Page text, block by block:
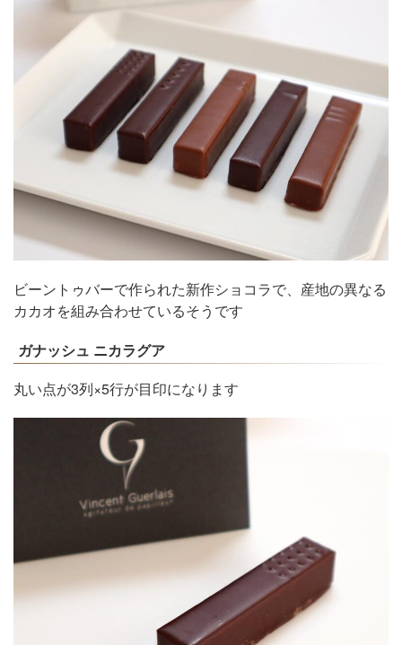
ビーントゥバーで作られた新作ショコラで、産地の異なる
カカオを組み合わせているそうです
ガナッシュ ニカラグア
丸い点が3列×5行が目印になります